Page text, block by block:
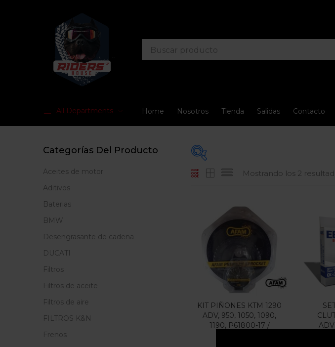
All Departments Home Nosotros Tienda Salidas Contacto
Precio: $335.000 —
En oferta (15)
Categorias
Mostrando los 2
KIT PIÑONES KTM 1290
ADV, 950, 1050, 1090,
1190, P61800-17 /
Categorías Del Producto
Aceites de motor
Aditivos
Baterias
BMW
Desengrasante de cadena
DUCATI
Filtros
Filtros de aceite
Filtros de aire
FILTROS K&N
Frenos